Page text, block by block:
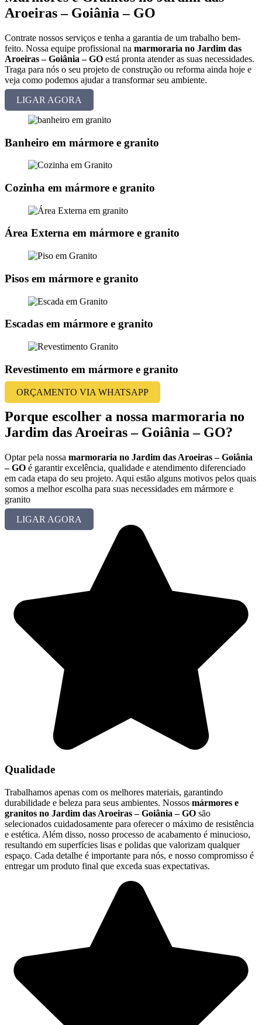
Aroeiras – Goiânia – GO
Contrate nossos serviços e tenha a garantia de um trabalho bem-
feito. Nossa equipe profissional na marmoraria no Jardim das
Aroeiras – Goiânia – GO está pronta atender as suas necessidades.
Traga para nós o seu projeto de construção ou reforma ainda hoje e
veja como podemos ajudar a transformar seu ambiente.
LIGAR AGORA
Banheiro em mármore e granito
Cozinha em mármore e granito
Área Externa em mármore e granito
Pisos em mármore e granito
Escadas em mármore e granito
Revestimento em mármore e granito
ORÇAMENTO VIA WHATSAPP
Porque escolher a nossa marmoraria no
Jardim das Aroeiras – Goiânia – GO?
Optar pela nossa marmoraria no Jardim das Aroeiras – Goiânia
– GO é garantir excelência, qualidade e atendimento diferenciado
em cada etapa do seu projeto. Aqui estão alguns motivos pelos quais
somos a melhor escolha para suas necessidades em mármore e
granito
LIGAR AGORA
Qualidade
Trabalhamos apenas com os melhores materiais, garantindo
durabilidade e beleza para seus ambientes. Nossos mármores e
granitos no Jardim das Aroeiras – Goiânia – GO são
selecionados cuidadosamente para oferecer o máximo de resistência
e estética. Além disso, nosso processo de acabamento é minucioso,
resultando em superfícies lisas e polidas que valorizam qualquer
espaço. Cada detalhe é importante para nós, e nosso compromisso é
entregar um produto final que exceda suas expectativas.